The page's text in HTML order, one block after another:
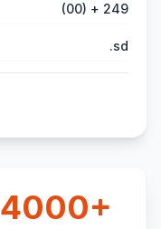
(00) + 249
.sd
4000+